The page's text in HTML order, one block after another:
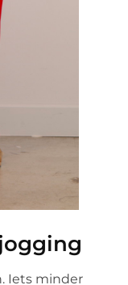
Iets minder